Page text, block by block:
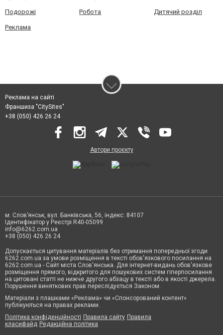
Подорожі Робота Дитячий розділ
Реклама
Реклама на сайті
Франшиза "CitySites"
+38 (050) 426 26 24
Автори проєкту
м. Слов’янськ, вул. Банківська, 56, індекс: 84107
Ідентифікатор у Реєстрі R40-05099
info@6262.com.ua
+38 (050) 426 26 24
Допускається цитування матеріалів без отримання попередньої згоди
6262.com.ua за умови розміщення в тексті обов'язкового посилання на
6262.com.ua - Сайт міста Слов'янська. Для інтернет-видань обов'язкове
розміщення прямого, відкритого для пошукових систем гіперпосилання
на цитовані статті не нижче другого абзацу в тексті або в якості джерела.
Порушення виняткових прав переслідується Законом.
Матеріали з плашками «Реклама» чи «Спонсорований контент»
публікуються на правах реклами.
Політика конфіденційності Правила сайту Правила
класифайд Редакційна політика